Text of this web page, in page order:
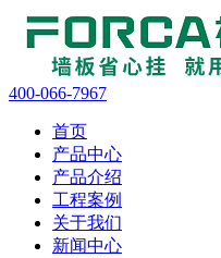
400-066-7967
首页
产品中心
产品介绍
工程案例
关于我们
新闻中心